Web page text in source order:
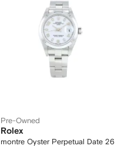
Pre-Owned
Rolex
montre Oyster Perpetual Date 26